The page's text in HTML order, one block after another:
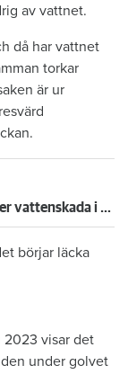
av vattnet.
då har vattnet
torkar
är ur
600 kronor dyrare att bo efter vattenskada i Varberg
börjar läcka
2023 visar det
under golvet